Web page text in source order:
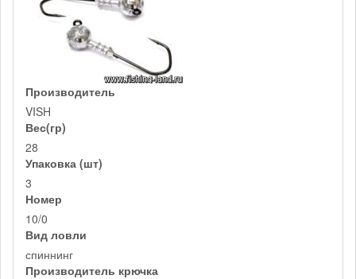
Производитель
VISH
Вес(гр)
28
Упаковка (шт)
3
Номер
10/0
Вид ловли
спиннинг
Производитель крючка